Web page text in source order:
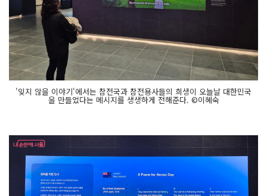
'잊지 않을 이야기'에서는 참전국과 참전용사들의 희생이 오늘날 대한민국
을 만들었다는 메시지를 생생하게 전해준다. ©이혜숙